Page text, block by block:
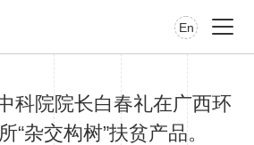
En
科院院长白春礼在广西环
“杂交构树”扶贫产品。